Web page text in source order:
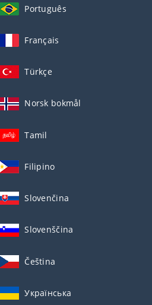
Português
Français
Türkçe
Norsk bokmål
Tamil
Filipino
Slovenčina
Slovenščina
Čeština
Українська